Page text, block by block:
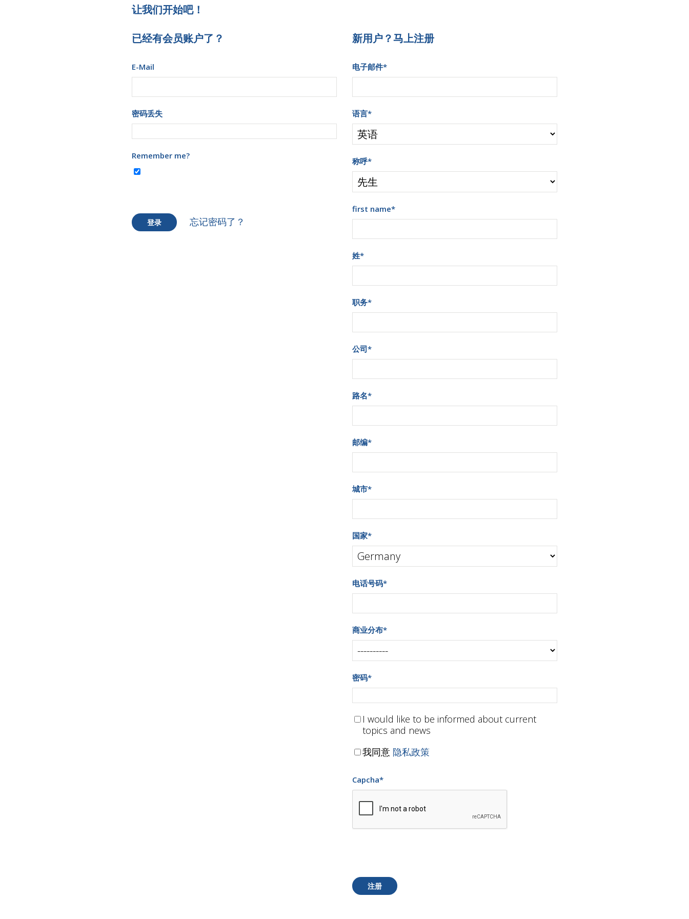
让我们开始吧！
已经有会员账户了？
E-Mail
密码丢失
Remember me?
登录 忘记密码了？
新用户？马上注册
电子邮件*
语言*
称呼*
first name*
姓*
职务*
公司*
路名*
邮编*
城市*
国家*
电话号码*
商业分布*
密码*
I would like to be informed about current
topics and news
我同意 隐私政策
Capcha*
注册